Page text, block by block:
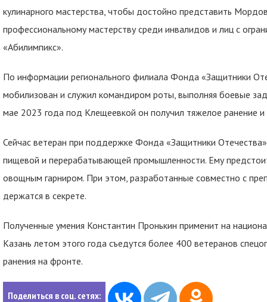
кулинарного мастерства, чтобы достойно представить
профессиональному мастерству среди инвалидов и лиц с
«Абилимпикс».
По информации регионального филиала Фонда «Защитники
мобилизован и служил командиром роты, выполняя боевые
мае 2023 года под Клещеевкой он получил тяжелое ранение и
Сейчас ветеран при поддержке Фонда «Защитники
пищевой и перерабатывающей промышленности. Ему
овощным гарниром. При этом, разработанные совместно с
держатся в секрете.
Полученные умения Константин Пронькин применит на
Казань летом этого года съедутся более 400 ветеранов
ранения на фронте.
Поделиться в соц. сетях: